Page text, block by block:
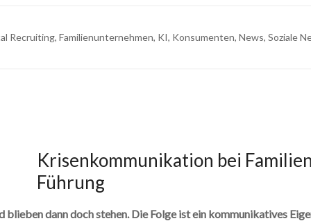
Recruiting, Familienunternehmen, KI, Konsumenten, News, Soziale
Krisenkommunikation bei
Führung
dann doch stehen. Die Folge ist ein kommunikatives